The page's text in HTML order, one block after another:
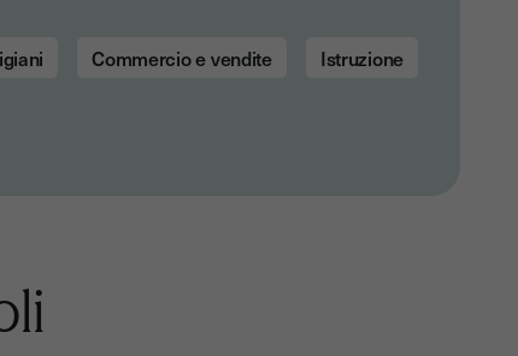
Commercio e vendite Istruzione